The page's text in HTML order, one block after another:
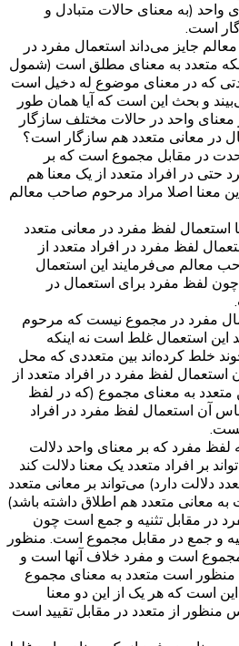
واحد (به معنای حالات متبادل و
است.
جایز می‌داند استعمال مفرد در
متعدد به معنای مطلق است (شمول
که در معنای موضوع له دخیل است
و بحث این است که آیا همان طور
واحد در حالات مختلف سازگار
در معانی متعدد هم سازگار است؟
در مقابل مجموع است که بر
در افراد متعدد از یک معنا هم
معنا اصلا مراد مرحوم صاحب معالم
لفظ مفرد در معانی متعدد
لفظ مفرد در افراد متعدد از
معالم می‌فرمایند این استعمال
لفظ مفرد برای استعمال در
مفرد در مجموع نیست که مرحوم
این استعمال غلط است نه اینکه
خلط کرده‌اند بین متعددی که محل
لفظ مفرد در افراد متعدد از
متعدد به معنای مجموع (که در لفظ
آن استعمال لفظ مفرد در افراد
لفظ مفرد که بر معنای واحد دلالت
بر افراد متعدد یک معنا دلالت کند
دلالت دارد) می‌تواند بر معانی متعدد
معانی متعدد هم اطلاق داشته باشد)
در مقابل تثنیه و جمع است چون
و جمع در مقابل مجموع است. منظور
مجموع است و مفرد خلاف آنها است و
است متعدد به معنای مجموع
است که هر یک از این دو معنا
منظور از متعدد در مقابل تقیید است